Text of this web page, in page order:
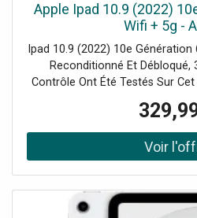
Apple Ipad 10.9 (2022)
Wifi + 5g -
Ipad 10.9 (2022) 10e
Reconditionné Et Débloqué,
Contrôle Ont Été Testés Sur